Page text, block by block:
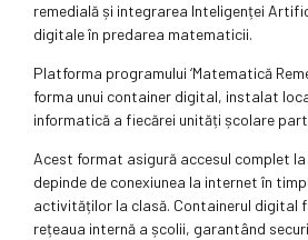
remedială și integrarea Inteligenței
digitale în predarea matematicii.
Platforma programului ‘Matematică
forma unui container digital, instalat
informatică a fiecărei unități școlare
Acest format asigură accesul complet
depinde de conexiunea la internet în
activităților la clasă. Containerul digital
rețeaua internă a școlii, garantând